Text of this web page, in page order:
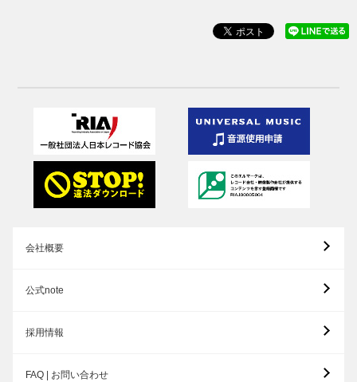
会社概要
公式note
採用情報
FAQ | お問い合わせ